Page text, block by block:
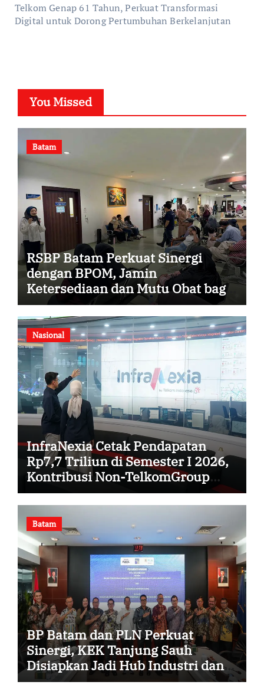
Telkom Genap 61 Tahun, Perkuat Transformasi
Digital untuk Dorong Pertumbuhan Berkelanjutan
You Missed
Batam
RSBP Batam Perkuat Sinergi
dengan BPOM, Jamin
Ketersediaan dan Mutu Obat bagi
Pasien
Nasional
InfraNexia Cetak Pendapatan
Rp7,7 Triliun di Semester I 2026,
Kontribusi Non-TelkomGroup
Melonjak 31%
Batam
BP Batam dan PLN Perkuat
Sinergi, KEK Tanjung Sauh
Disiapkan Jadi Hub Industri dan
Energi Baru